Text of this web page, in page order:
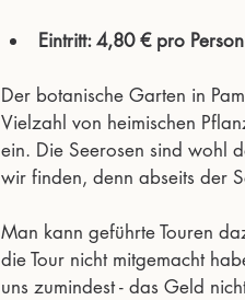
Eintritt: 4,80 € pro Person
Der botanische Garten in
Vielzahl von heimischen
ein. Die Seerosen sind wohl
wir finden, denn abseits der
Man kann geführte Touren
die Tour nicht mitgemacht
uns zumindest - das Geld